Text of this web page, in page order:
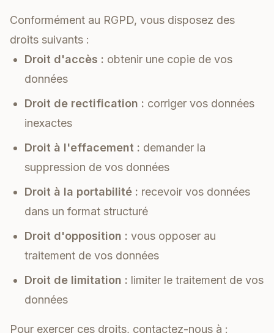
Conformément au RGPD, vous disposez des
droits suivants :
Droit d'accès : obtenir une copie de vos
données
Droit de rectification : corriger vos données
inexactes
Droit à l'effacement : demander la
suppression de vos données
Droit à la portabilité : recevoir vos données
dans un format structuré
Droit d'opposition : vous opposer au
traitement de vos données
Droit de limitation : limiter le traitement de vos
données
Pour exercer ces droits, contactez-nous à :